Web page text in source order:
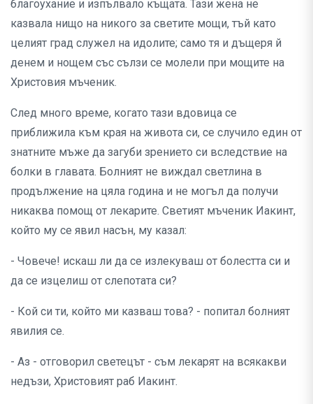
благоухание и изпълвало къщата. Тази жена не
казвала нищо на никого за светите мощи, тъй като
целият град служел на идолите; само тя и дъщеря й
денем и нощем със сълзи се молели при мощите на
Христовия мъченик.
След много време, когато тази вдовица се
приближила към края на живота си, се случило един от
знатните мъже да загуби зрението си вследствие на
болки в главата. Болният не виждал светлина в
продължение на цяла година и не могъл да получи
никаква помощ от лекарите. Светият мъченик Иакинт,
който му се явил насън, му казал:
- Човече! искаш ли да се излекуваш от болестта си и
да се изцелиш от слепотата си?
- Кой си ти, който ми казваш това? - попитал болният
явилия се.
- Аз - отговорил светецът - съм лекарят на всякакви
недъзи, Христовият раб Иакинт.